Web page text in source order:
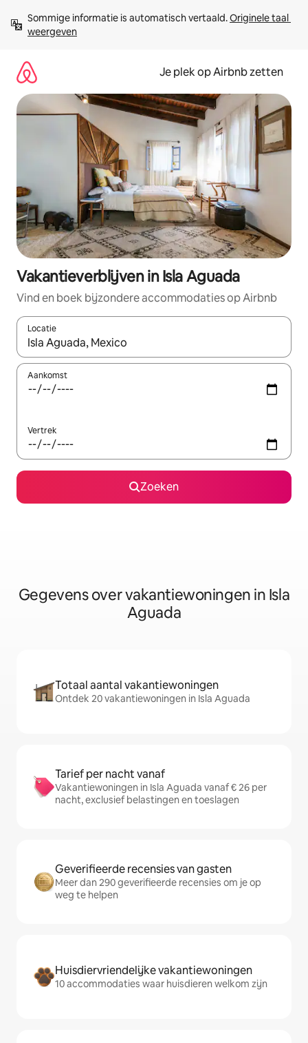
direct
naar
Sommige informatie is automatisch vertaald. Originele taal
weergeven
Je plek op Airbnb zetten
Vakantieverblijven in Isla Aguada
Vind en boek bijzondere accommodaties op Airbnb
Locatie
Wanneer er resultaten beschikbaar zijn, maak je een keuze
Aankomst
Vertrek
Zoeken
Gegevens over vakantiewoningen in Isla
Aguada
Totaal aantal vakantiewoningen
Ontdek 20 vakantiewoningen in Isla Aguada
Tarief per nacht vanaf
Vakantiewoningen in Isla Aguada vanaf € 26 per
nacht, exclusief belastingen en toeslagen
Geverifieerde recensies van gasten
Meer dan 290 geverifieerde recensies om je op
weg te helpen
Huisdiervriendelijke vakantiewoningen
10 accommodaties waar huisdieren welkom zijn